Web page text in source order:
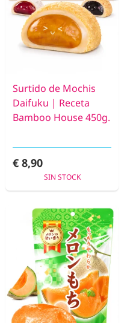
Surtido de Mochis
Daifuku | Receta
Bamboo House 450g.
€ 8,90
SIN STOCK